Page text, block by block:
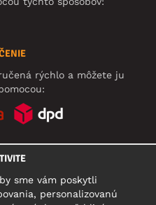
rýchlo a môžete ju
sme vám poskytli
personalizovanú